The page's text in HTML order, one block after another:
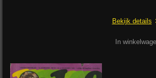
Bekijk details
In